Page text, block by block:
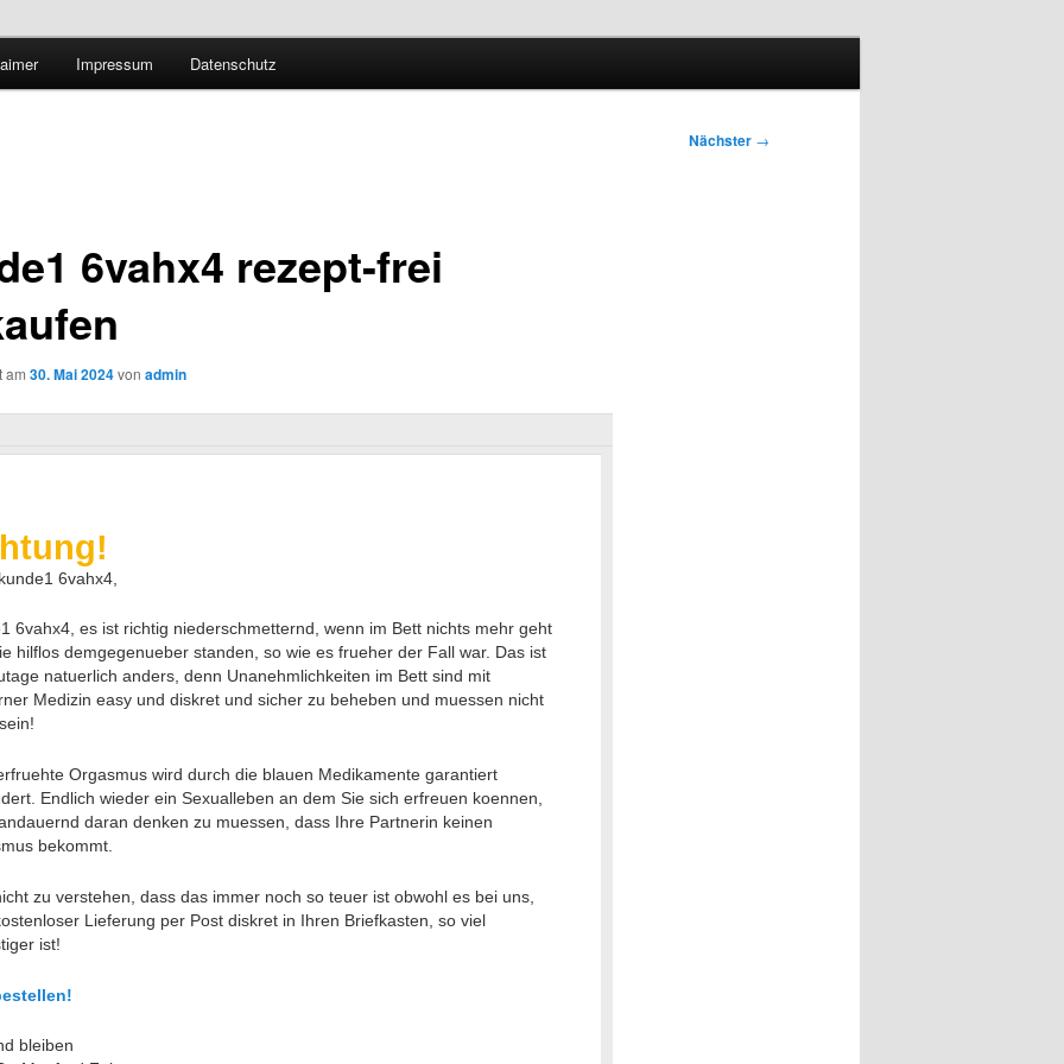
Forschung und Technologie
Impressum Datenschutz
Nächster →
6vahx4 rezept-frei
am 30. Mai 2024von admin
6vahx4,
6vahx4, es ist richtig niederschmetternd, wenn im Bett nichts mehr geht
hilflos demgegenueber standen, so wie es frueher der Fall war. Das ist
natuerlich anders, denn Unanehmlichkeiten im Bett sind mit
Medizin easy und diskret und sicher zu beheben und muessen nicht
Orgasmus wird durch die blauen Medikamente garantiert
Endlich wieder ein Sexualleben an dem Sie sich erfreuen koennen,
daran denken zu muessen, dass Ihre Partnerin keinen
bekommt.
zu verstehen, dass das immer noch so teuer ist obwohl es bei uns,
Lieferung per Post diskret in Ihren Briefkasten, so viel
ist!
bleiben